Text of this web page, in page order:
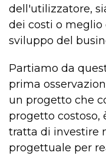
dell'utilizzatore,
dei costi o meglio
sviluppo del
Partiamo da
prima
un progetto che
progetto costoso,
tratta di investire
progettuale per